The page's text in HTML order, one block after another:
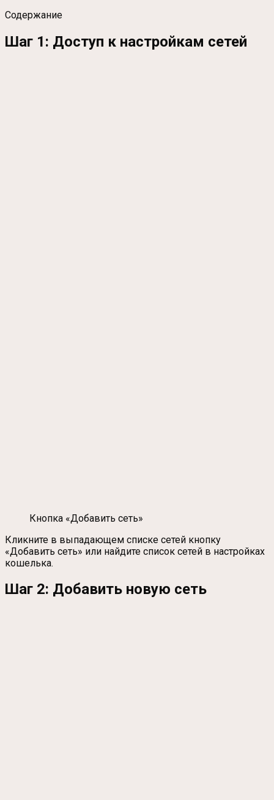
Содержание
Шаг 1: Доступ к настройкам сетей
Кнопка «Добавить сеть»
Кликните в выпадающем списке сетей кнопку
«Добавить сеть» или найдите список сетей в настройках
кошелька.
Шаг 2: Добавить новую сеть